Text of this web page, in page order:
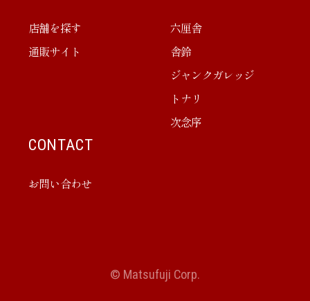
店舗を探す
通販サイト
六厘舎
舎鈴
ジャンクガレッジ
トナリ
次念序
CONTACT
お問い合わせ
© Matsufuji Corp.